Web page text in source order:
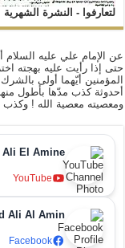
لتعارفوا - النشرة الشهرية
عن الإمام علي عليه السلام
حتى إذا رأيت عليه بهجته
المؤمنين أيّهما أولى
أحدوثة كذب مدّها بأطول
ومعصيته معصية الله !
Ali El Amine
YouTube
Ali Al Amin
Facebook